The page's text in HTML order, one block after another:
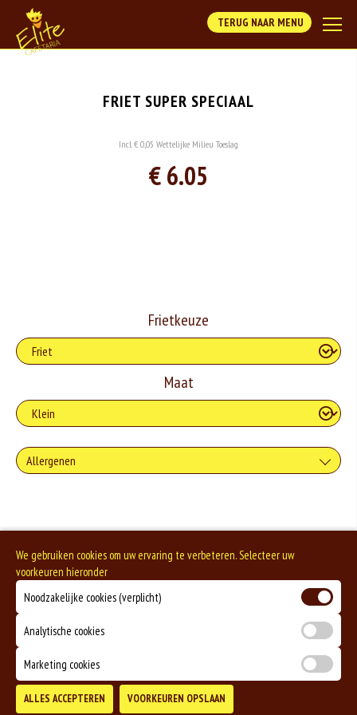
TERUG NAAR MENU
FRIET SUPER SPECIAAL
Incl. € 0,05 Wettelijke Milieu Toeslag
€ 6.05
Frietkeuze
Maat
Allergenen
meer gluten het meel bevat, des
Eieren worden verwerkt in heel veel producten. Kippeneieren zijn de meest
gebruikte soorten eieren. Kippenei-eiwit kan hierbij allergische reacties
veroorzaken.
Mosterd wordt onder andere gemaakt uit mosterdzaden. Mosterdzaad wordt
veel gebruikt in smaakmakers en sauzen.
We gebruiken cookies om uw ervaring te verbeteren. Selecteer uw
voorkeuren hieronder
Noodzakelijke cookies (verplicht)
Analytische cookies
Marketing cookies
ALLES ACCEPTEREN VOORKEUREN OPSLAAN